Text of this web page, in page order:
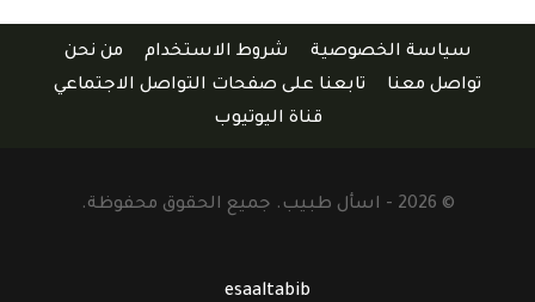
سياسة الخصوصية شروط الاستخدام
من نحن
تواصل معنا
تابعنا على صفحات التواصل الاجتماعي
قناة اليوتيوب
© 2026 - اسأل طبيب. جميع الحقوق محفوظة.
esaaltabib